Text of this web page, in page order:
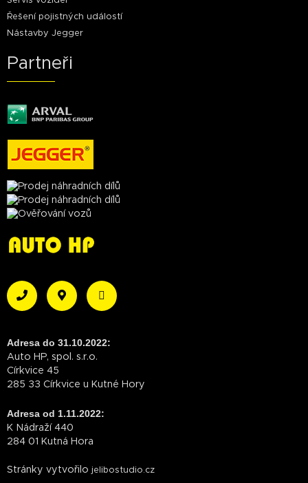
Řešení pojistných událostí
Nástavby Jegger
Partneři
Adresa do 31.10.2022:
Auto HP, spol. s.r.o.
Církvice 45
285 33 Církvice u Kutné Hory
Adresa od 1.11.2022:
K Nádraží 440
284 01 Kutná Hora
Stránky vytvořilo jelibostudio.cz